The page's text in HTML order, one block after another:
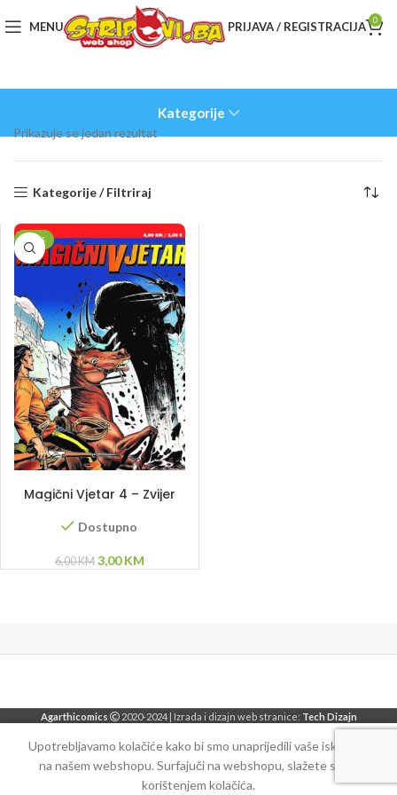
MENU PRIJAVA / REGISTRACIJA 0
Kategorije
Prikazuje se jedan rezultat
Kategorije / Filtriraj
-50%
Magični Vjetar 4 – Zvijer
Dostupno
6,00KM Original
3,00KMCurrent
Agarthicomics 2020-2024 | Izrada i dizajn web stranice: Tech Dizajn
Upotrebljavamo kolačiće kako bi smo unaprijedili vaše iskustvo
na našem webshopu. Surfajuči na webshopu, slažete se sa
korištenjem kolačića.